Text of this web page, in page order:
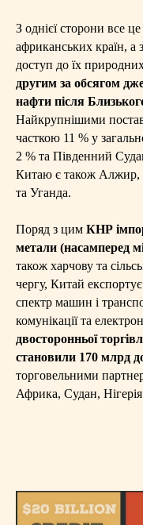
З однієї сторони все
африканських країн,
доступ до їх
другим за обсягом
нафти після
Найкрупнішими
часткою 11 % у
2 % та Південний
Китаю є також Алжир,
та Уганда.
Поряд з цим КНР
метали (насамперед
також харчову та
чергу, Китай
спектр машин і
комунікації та
двосторонньої
становили 170 млрд
торговельними
Африка, Судан,